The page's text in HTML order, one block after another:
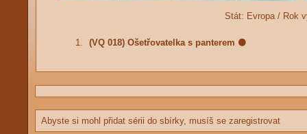
Stát: Evropa / Rok
1. (VQ 018) Ošetřovatelka s panterem 🟤
Abyste si mohl přidat sérii do sbírky, musíš se zaregistrovat